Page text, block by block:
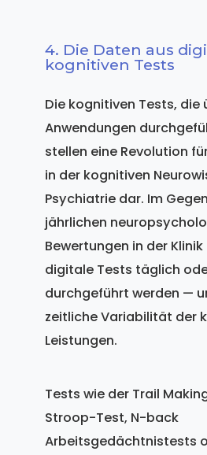
4. Die Daten aus
kognitiven Tests
Die kognitiven Tests, die
Anwendungen
stellen eine Revolution
in der kognitiven
Psychiatrie dar. Im
jährlichen
Bewertungen in der
digitale Tests täglich
durchgeführt werden —
zeitliche Variabilität der
Leistungen.
Tests wie der Trail
Stroop-Test, N-back
Arbeitsgedächtnistests